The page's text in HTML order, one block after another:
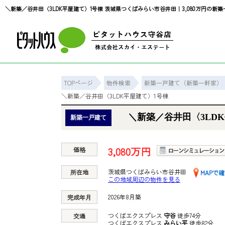
TOPページ 物件検索
新築一戸建て（新築一軒家）
＼新築／谷井田〈3LDK平屋建て〉1号棟
新築一戸建て ＼新築／谷井田〈
価格 3,080万円
所在地 茨城県つくばみらい市谷井田 MAPで
この地域周辺の物件を見る
完成年月 2026年8月築
交通 つくばエクスプレス 守谷徒歩74分
つくばエクスプレス みらい平徒歩82分